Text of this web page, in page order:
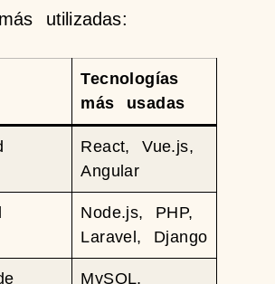
utilizadas:
Tecnologías
más usadas
React, Vue.js,
Angular
Node.js, PHP,
Laravel, Django
MySQL,